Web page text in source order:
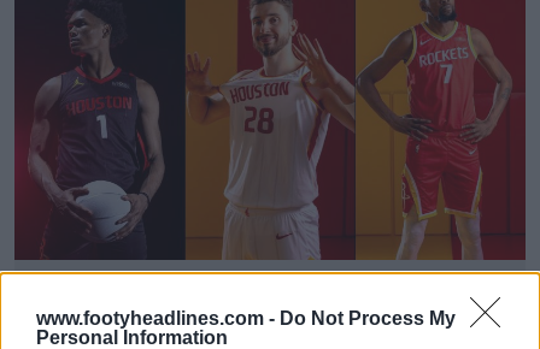
www.footyheadlines.com - Do Not Process My
Personal Information
Nuovo logo
UFFICALE Basketball Jersey Archive